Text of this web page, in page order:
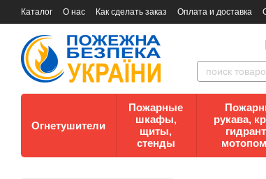
Каталог О нас Как сделать заказ Оплата и доставка
Документы
Контакты Документы по пожарной
Огнетушители
Пожарные
шкафы,
щиты,
стенды
рукава,